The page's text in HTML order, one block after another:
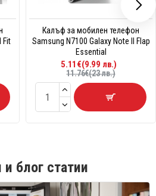
Fit
Калъф за мобилен телефон
Samsung N7100 Galaxy Note II Flap
Essential
5.11€(9.99 лв.)
11.76€(23 лв.)
блог статии